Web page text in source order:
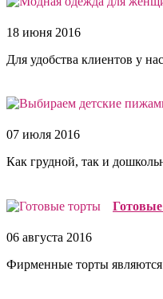
18 июня 2016
Для удобства клиентов у
07 июля 2016
Как грудной, так и
06 августа 2016
Фирменные торты